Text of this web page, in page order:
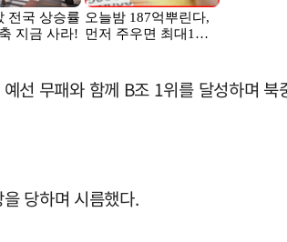
선 무패와 함께 B조 1위를 달성하며 북
당하며 시름했다.